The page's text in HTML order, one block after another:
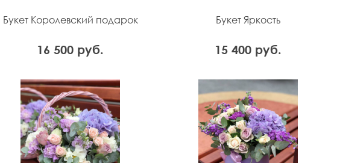
Букет Королевский подарок
16 500 руб.
Букет Яркость
15 400 руб.